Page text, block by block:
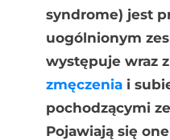
syndrome) jest
uogólnionym
występuje wraz
zmęczeniai
pochodzącymi
Pojawiają się